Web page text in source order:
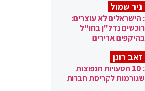
ניר שמול
: הישראלים לא עוצרים:
רוכשים נדל"ן בחו"ל
בהיקפים אדירים
זאב רונן
: 10 הטעויות הנפוצות
שגורמות לקריסת חברות